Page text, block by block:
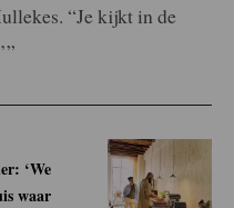
“Je kijkt in de
‘We
waar